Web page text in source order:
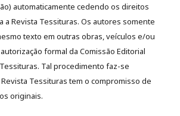
automaticamente cedendo os direitos
a Revista Tessituras. Os autores somente
texto em outras obras, veículos e/ou
formal da Comissão Editorial
Tal procedimento faz-se
Tessituras tem o compromisso de
originais.